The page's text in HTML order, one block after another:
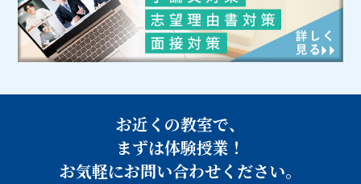
お近くの教室で、
まずは体験授業！
お気軽にお問い合わせください。